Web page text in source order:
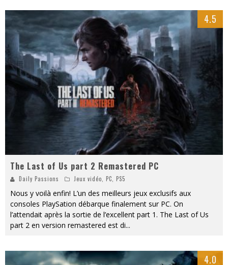
4.5
The Last of Us part 2 Remastered PC
Daily Passions Jeux vidéo, PC, PS5
Nous y voilà enfin! L’un des meilleurs jeux exclusifs aux
consoles PlaySation débarque finalement sur PC. On
l’attendait après la sortie de l’excellent part 1. The Last of Us
part 2 en version remastered est di...
4.0